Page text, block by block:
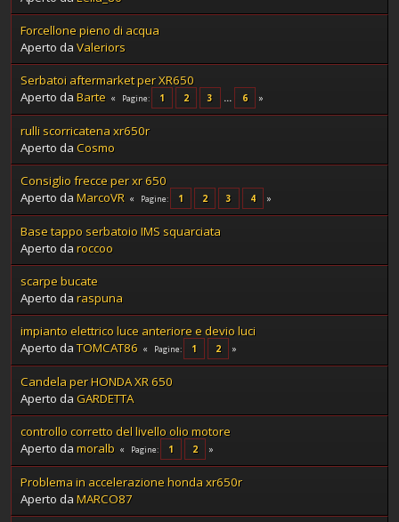
Forcellone pieno di acqua
Aperto da Valeriors
Serbatoi aftermarket per XR650
Aperto da Barte Pagine 1 2 3 ... 6
rulli scorricatena xr650r
Aperto da Cosmo
Consiglio frecce per xr 650
Aperto da MarcoVR Pagine 1 2 3 4
Base tappo serbatoio IMS squarciata
Aperto da roccoo
scarpe bucate
Aperto da raspuna
impianto elettrico luce anteriore e devio luci
Aperto daTOMCAT86 Pagine 1 2
Candela per HONDA XR 650
Aperto da GARDETTA
controllo corretto del livello olio motore
Aperto da moralb Pagine 1 2
Problema in accelerazione honda xr650r
Aperto da MARCO87